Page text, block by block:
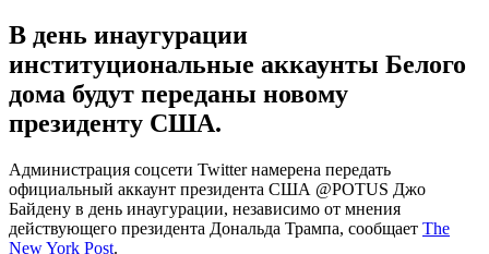
В день инаугурации
институциональные аккаунты Белого
дома будут переданы новому
президенту США.
Администрация соцсети Twitter намерена передать
официальный аккаунт президента США @POTUS Джо
Байдену в день инаугурации, независимо от мнения
действующего президента Дональда Трампа, сообщает The
New York Post.